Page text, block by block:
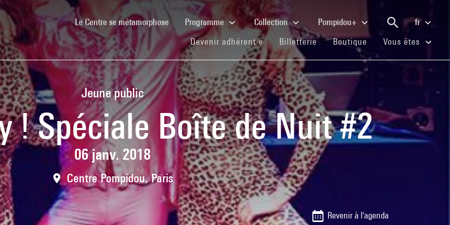
Le Centre se métamorphose(current)Programme Collection Pompidou+
fr
Devenir adhérent·e(current)Billetterie(current)Boutique(current)Vous êtes
Jeune public
! Spéciale Boîte de Nuit #2
06 janv. 2018
Centre Pompidou, Paris
Revenir à l'agenda